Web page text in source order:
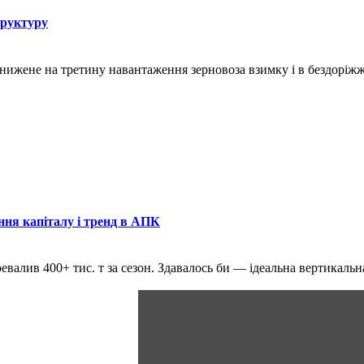
на третину навантаження зерновоза взимку і в
капіталу і тренд в АПК
400+ тис. т за сезон. Здавалось би — ідеальна